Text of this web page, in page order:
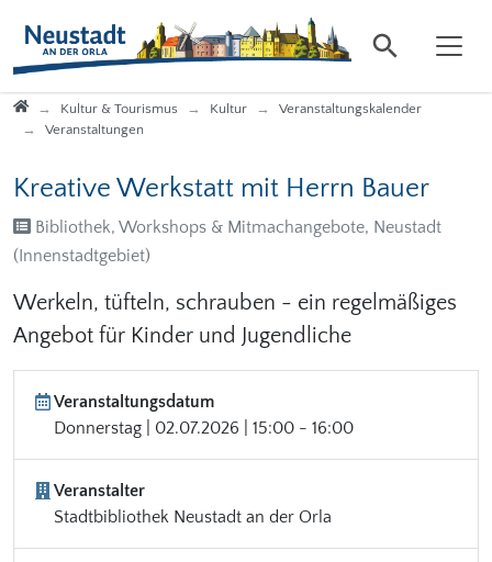
StartseiteKultur & Tourismus Kultur
Veranstaltungskalender
Veranstaltungen
Kreative Werkstatt mit Herrn Bauer
Bibliothek, Workshops & Mitmachangebote, Neustadt
(Innenstadtgebiet)
Werkeln, tüfteln, schrauben - ein regelmäßiges
Angebot für Kinder und Jugendliche
Veranstaltungsdatum
Donnerstag | 02.07.2026 | 15:00 - 16:00
Veranstalter
Stadtbibliothek Neustadt an der Orla